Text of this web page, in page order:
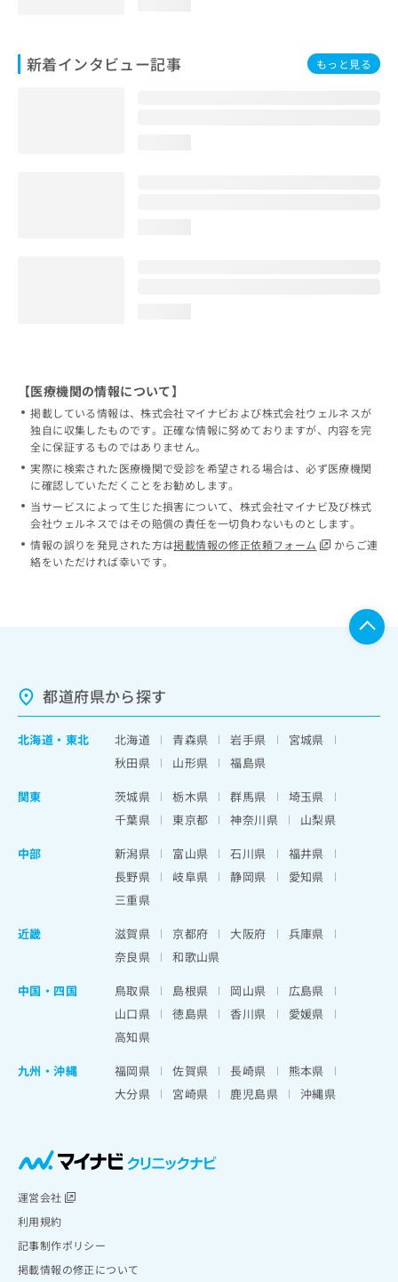
新着インタビュー記事 もっと見る
【医療機関の情報について】
掲載している情報は、株式会社マイナビおよび株式会社ウェルネスが
独自に収集したものです。正確な情報に努めておりますが、内容を完
全に保証するものではありません。
実際に検索された医療機関で受診を希望される場合は、必ず医療機関
に確認していただくことをお勧めします。
当サービスによって生じた損害について、株式会社マイナビ及び株式
会社ウェルネスではその賠償の責任を一切負わないものとします。
情報の誤りを発見された方は掲載情報の修正依頼フォーム
からご連
絡をいただければ幸いです。
都道府県から探す
北海道 ・ 東北 北海道 青森県 岩手県
宮城県
秋田県
山形県
福島県
関東
茨城県 栃木県 群馬県
埼玉県
千葉県
東京都 神奈川県
山梨県
中部
新潟県 富山県 石川県
福井県
長野県
岐阜県 静岡県
愛知県
三重県
近畿
滋賀県 京都府 大阪府
兵庫県
奈良県
和歌山県
中国・四国
鳥取県 島根県 岡山県
広島県
山口県
徳島県 香川県
愛媛県
高知県
九州・沖縄
福岡県 佐賀県 長崎県
熊本県
大分県
宮崎県 鹿児島県 沖縄県
運営会社
利用規約
記事制作ポリシー
掲載情報の修正について